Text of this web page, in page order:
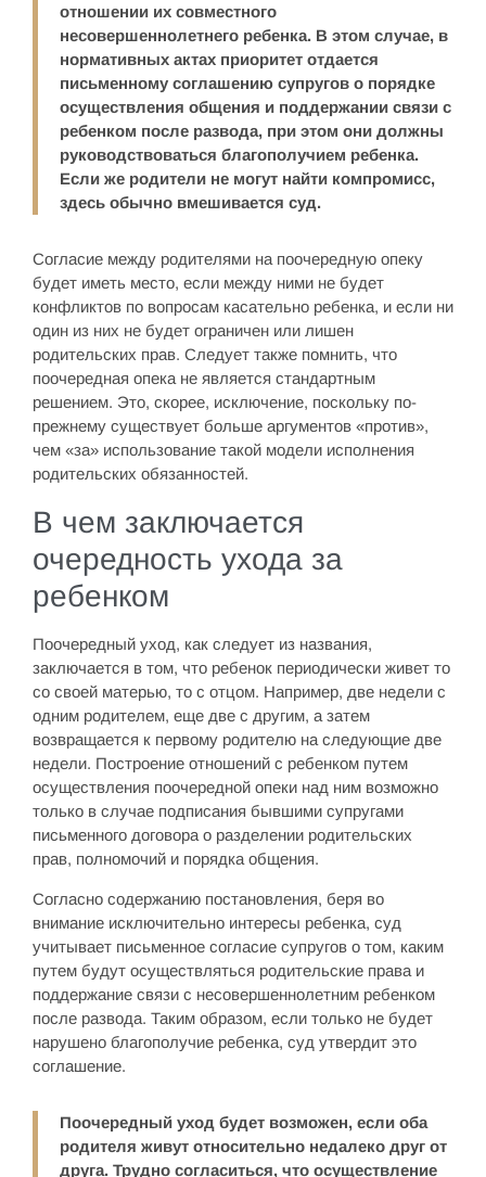
отношении их совместного
несовершеннолетнего ребенка. В этом случае, в
нормативных актах приоритет отдается
письменному соглашению супругов о порядке
осуществления общения и поддержании связи с
ребенком после развода, при этом они должны
руководствоваться благополучием ребенка.
Если же родители не могут найти компромисс,
здесь обычно вмешивается суд.
Согласие между родителями на поочередную опеку
будет иметь место, если между ними не будет
конфликтов по вопросам касательно ребенка, и если ни
один из них не будет ограничен или лишен
родительских прав. Следует также помнить, что
поочередная опека не является стандартным
решением. Это, скорее, исключение, поскольку по-
прежнему существует больше аргументов «против»,
чем «за» использование такой модели исполнения
родительских обязанностей.
В чем заключается
очередность ухода за
ребенком
Поочередный уход, как следует из названия,
заключается в том, что ребенок периодически живет то
со своей матерью, то с отцом. Например, две недели с
одним родителем, еще две с другим, а затем
возвращается к первому родителю на следующие две
недели. Построение отношений с ребенком путем
осуществления поочередной опеки над ним возможно
только в случае подписания бывшими супругами
письменного договора о разделении родительских
прав, полномочий и порядка общения.
Согласно содержанию постановления, беря во
внимание исключительно интересы ребенка, суд
учитывает письменное согласие супругов о том, каким
путем будут осуществляться родительские права и
поддержание связи с несовершеннолетним ребенком
после развода. Таким образом, если только не будет
нарушено благополучие ребенка, суд утвердит это
соглашение.
Поочередный уход будет возможен, если оба
родителя живут относительно недалеко друг от
друга. Трудно согласиться, что осуществление